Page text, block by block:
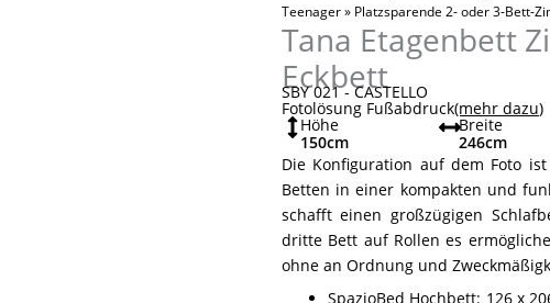
Teenager» Platzsparende 2- oder 3-Bett-
Tana Etagenbett
Eckbett
SBY 021 - CASTELLO
Fotolösung Fußabdruck(mehr dazu)
Höhe
150cm
Breite
246cm
Die Konfiguration auf dem Foto
Betten in einer kompakten und
schafft einen großzügigen
dritte Bett auf Rollen es
ohne an Ordnung und
SpazioBed Hochbett: 126 x